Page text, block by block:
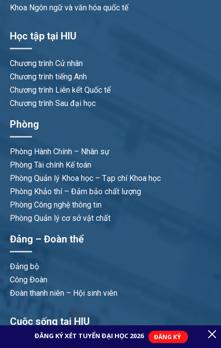
Khoa Ngôn ngữ và văn hóa quốc tế
Học tập tại HIU
Chương trình Cử nhân
Chương trình tiếng Anh
Chương trình Liên kết Quốc tế
Chương trình Sau đại học
Phòng
Phòng Hành Chính – Nhân sự
Phòng Tài chính Kế toán
Phòng Quản lý Khoa học – Tạp chí Khoa học
Phòng Khảo thí – Đảm bảo chất lượng
Phòng Công nghệ thông tin
Phòng Quản lý cơ sở vật chất
Đảng – Đoàn thể
Đảng bộ
Công Đoàn
Đoàn thanh niên – Hội sinh viên
Cuộc sống tại HIU